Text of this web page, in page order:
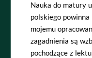
Nauka do matury
polskiego
mojemu
zagadnienia są
pochodzące z